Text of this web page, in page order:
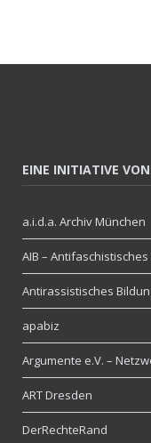
EINE INITIATIVE
a.i.d.a. Archiv München
AIB –
Antirassistisches
apabiz
Argumente e.V. –
ART Dresden
DerRechteRand